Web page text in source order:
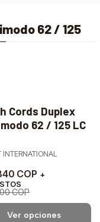
62 / 125
Cords Duplex
62 / 125 LC
INTERNATIONAL
COP +
COP
Ver opciones